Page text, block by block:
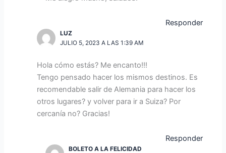
Responder
LUZ
JULIO 5, 2023 A LAS 1:39 AM
Hola cómo estás? Me encanto!!!
Tengo pensado hacer los mismos destinos. Es
recomendable salir de Alemania para hacer los
otros lugares? y volver para ir a Suiza? Por
cercanía no? Gracias!
Responder
BOLETO A LA FELICIDAD